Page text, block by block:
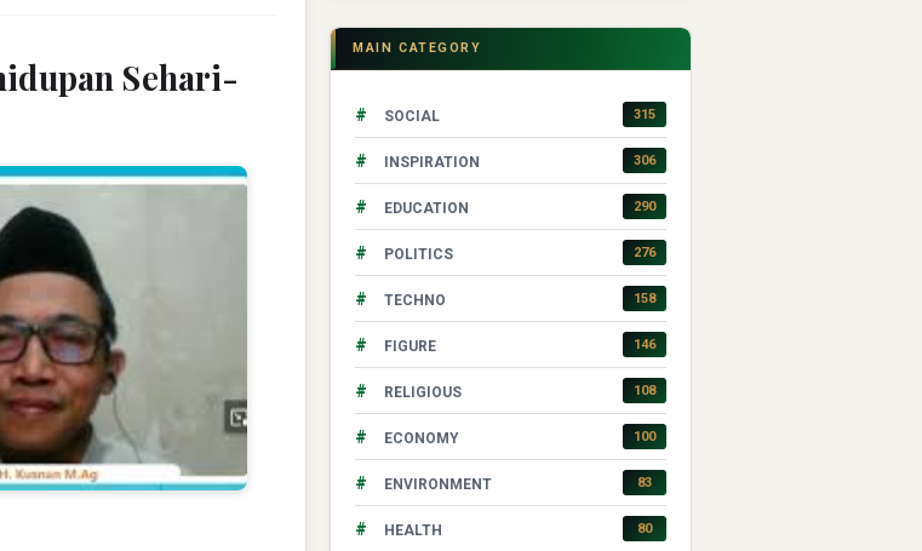
Sehari-
MAIN CATEGORY
# SOCIAL 315
# INSPIRATION 306
# EDUCATION 290
# POLITICS 276
# TECHNO 158
# FIGURE 146
# RELIGIOUS 108
# ECONOMY 100
# ENVIRONMENT 83
# HEALTH 80